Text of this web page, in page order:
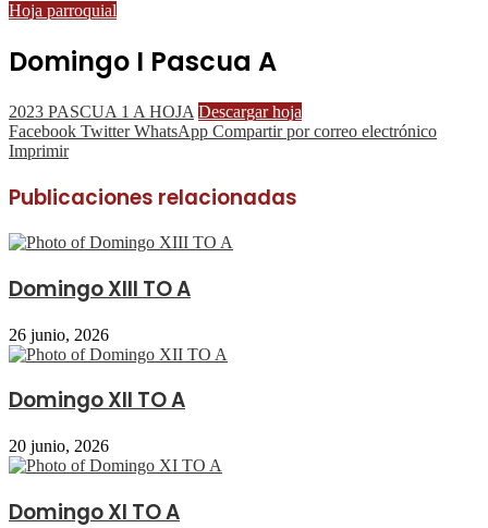
Hoja parroquial
Domingo I Pascua A
2023 PASCUA 1 A HOJA Descargar hoja
Facebook Twitter WhatsApp Compartir por correo electrónico
Imprimir
Publicaciones relacionadas
Domingo XIII TO A
26 junio, 2026
Domingo XII TO A
20 junio, 2026
Domingo XI TO A